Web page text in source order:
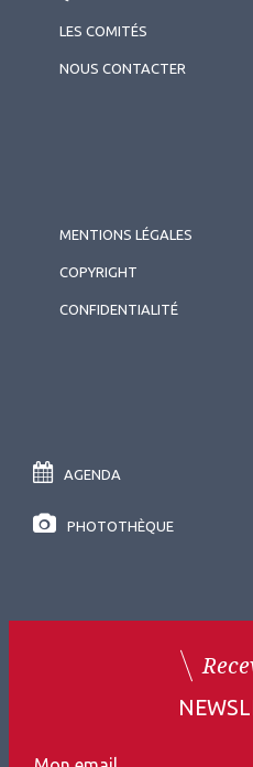
LES COMITÉS
NOUS CONTACTER
MENTIONS LÉGALES
COPYRIGHT
CONFIDENTIALITÉ
AGENDA
PHOTOTHÈQUE